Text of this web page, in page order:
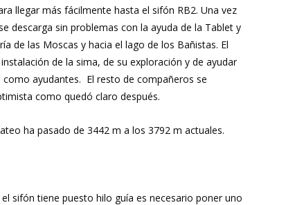
llegar más fácilmente hasta el sifón RB2. Una vez
descarga sin problemas con la ayuda de la Tablet y
de las Moscas y hacia el lago de los Bañistas. El
de la sima, de su exploración y de ayudar
ayudantes. El resto de compañeros se
como quedó claro después.
ha pasado de 3442 m a los 3792 m actuales.
sifón tiene puesto hilo guía es necesario poner uno